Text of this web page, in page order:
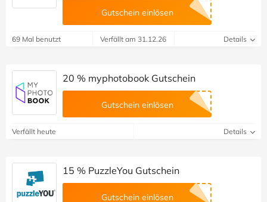
Gutschein einlösen
69 Mal benutzt Verfällt am 31.12.26 Details
20 % myphotobook Gutschein
Gutschein einlösen
Verfällt heute Details
15 % PuzzleYou Gutschein
Gutschein einlösen